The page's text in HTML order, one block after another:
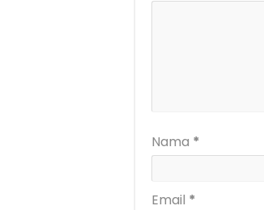
Nama *
Email *